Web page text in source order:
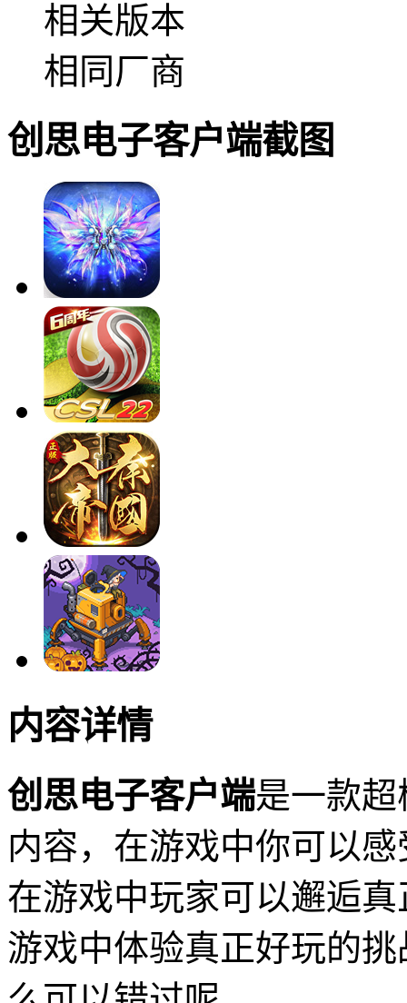
相关版本
相同厂商
创思电子客户端截图
内容详情
创思电子客户端是一款
内容，在游戏中你可以
在游戏中玩家可以邂逅
游戏中体验真正好玩的